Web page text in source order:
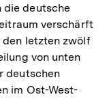
die deutsche
verschärft
den letzten zwölf
von unten
deutschen
im Ost-West-